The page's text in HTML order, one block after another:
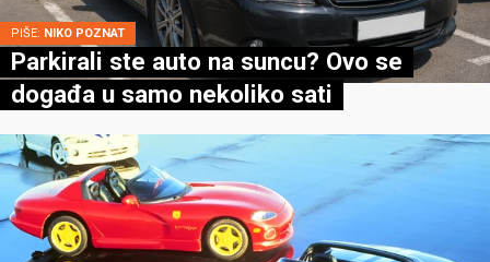
PIŠE: NIKO POZNAT
Parkirali ste auto na suncu? Ovo se
događa u samo nekoliko sati